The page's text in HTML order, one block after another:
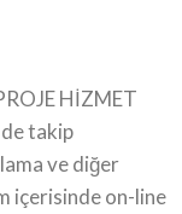
HİZMET
takip
ve diğer
içerisinde on-line